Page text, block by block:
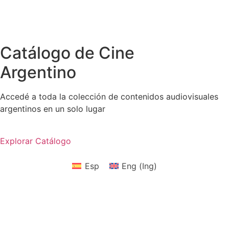
Catálogo de Cine
Argentino
Accedé a toda la colección de contenidos audiovisuales
argentinos en un solo lugar
Explorar Catálogo
Esp Eng (Ing)